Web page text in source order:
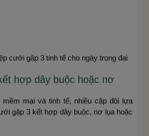
cưới gập 3 tinh tế cho ngày trọng đại
hợp dây buộc hoặc nơ
mại và tinh tế, nhiều cặp đôi lựa
gập 3 kết hợp dây buộc, nơ lụa hoặc